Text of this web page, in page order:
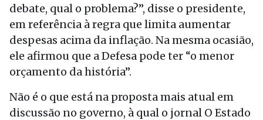
debate, qual o problema?”, disse o presidente,
em referência à regra que limita aumentar
despesas acima da inflação. Na mesma ocasião,
ele afirmou que a Defesa pode ter “o menor
orçamento da história”.
Não é o que está na proposta mais atual em
discussão no governo, à qual o jornal O Estado